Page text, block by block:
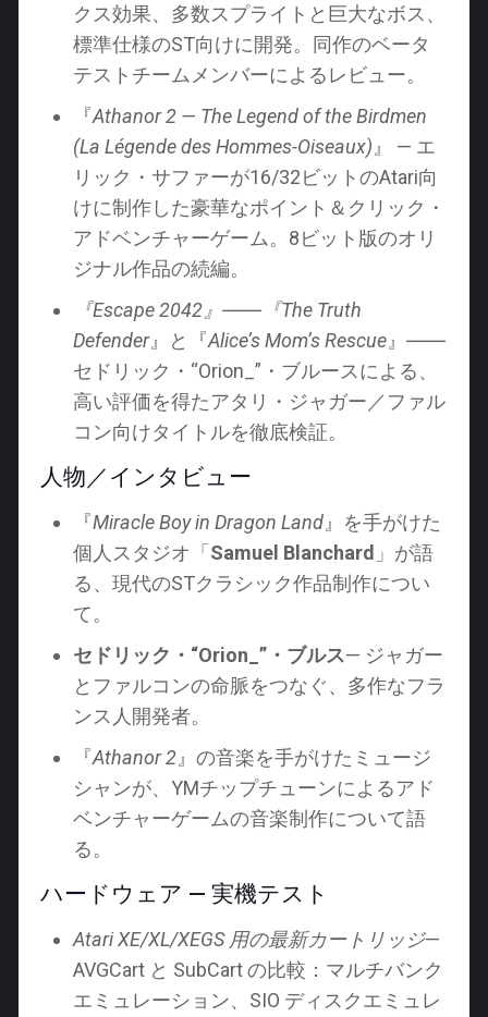
クス効果、多数スプライトと巨大なボス、
標準仕様のST向けに開発。同作のベータ
テストチームメンバーによるレビュー。
『Athanor 2 — The Legend of the Birdmen
(La Légende des Hommes-Oiseaux) 』 — エ
リック・サファーが16/32ビットのAtari向
けに制作した豪華なポイント＆クリック・
アドベンチャーゲーム。8ビット版のオリ
ジナル作品の続編。
『Escape 2042』――『The Truth
Defender』と『Alice’s Mom’s Rescue 』――
セドリック・“Orion_”・ブルースによる、
高い評価を得たアタリ・ジャガー／ファル
コン向けタイトルを徹底検証。
人物／インタビュー
『Miracle Boy in Dragon Land 』を手がけた
個人スタジオ「Samuel Blanchard 」が語
る、現代のSTクラシック作品制作につい
て。
セドリック・“Orion_”・ブルス— ジャガー
とファルコンの命脈をつなぐ、多作なフラ
ンス人開発者。
『Athanor 2 』の音楽を手がけたミュージ
シャンが、YMチップチューンによるアド
ベンチャーゲームの音楽制作について語
る。
ハードウェア — 実機テスト
Atari XE/XL/XEGS 用の最新カートリッジ—
AVGCart と SubCart の比較：マルチバンク
エミュレーション、SIO ディスクエミュレ